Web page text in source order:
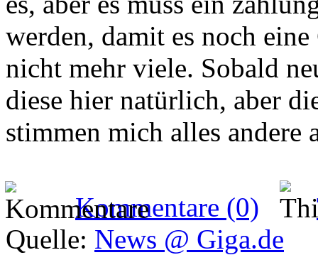
werden, damit es noch
nicht mehr viele. Sobald
diese hier natürlich, aber
stimmen mich alles andere
Kommentare (0)
Quelle: News @ Giga.de